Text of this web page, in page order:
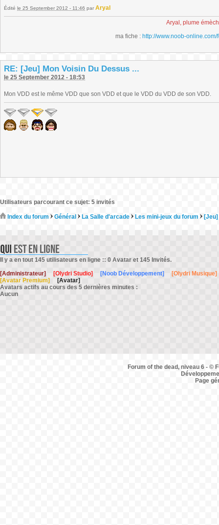
Édité le 25 September 2012 - 11:46 par Aryal
Aryal, plume
ma fiche : http://www.noob-
RE: [Jeu] Mon Voisin Du Dessus ...
le 25 September 2012 - 18:53
Mon VDD est le même VDD que son VDD et que le VDD du VDD de son VDD.
Utilisateurs parcourant ce sujet: 5 invités
Index du forum Général La Salle d'arcade Les mini-jeux du forum
Il y a en tout 145 utilisateurs en ligne :: 0 Avatar et 145 Invités.
[Administrateur]
[Olydri Studio] [Noob Développement]
[Olydri Musique]
[Avatar Premium]
[Avatar]
Avatars actifs au cours des 5 dernières minutes :
Aucun
Forum of the dead, niveau 6 - ©
Page